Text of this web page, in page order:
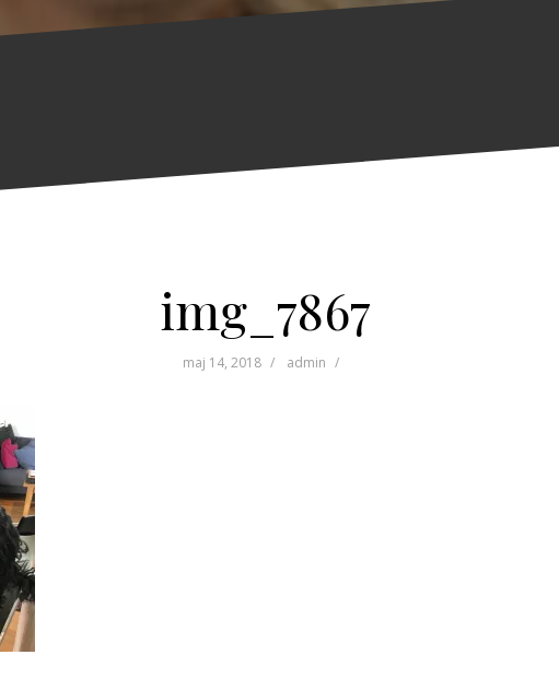
img_7867
maj 14, 2018 admin